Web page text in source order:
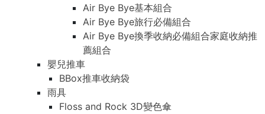
Air Bye Bye基本組合
Air Bye Bye旅行必備組合
Air Bye Bye換季收納必備組合家庭收納推
薦組合
嬰兒推車
BBox推車收納袋
雨具
Floss and Rock 3D變色傘